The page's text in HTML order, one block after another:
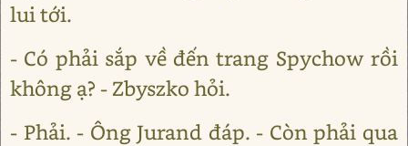
lui tới.
- Có phải sắp về đến trang Spychow rồi
không ạ? - Zbyszko hỏi.
- Phải. - Ông Jurand đáp. - Còn phải qua